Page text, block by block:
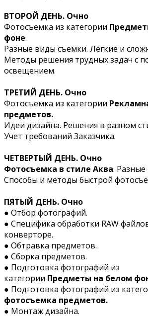
ВТОРОЙ ДЕНЬ. Очно
Фотосъемка из категории
фоне.
Разные виды съемки. Легкие и
Методы решения трудных задач с
освещением.
ТРЕТИЙ ДЕНЬ. Очно
Фотосъемка из категории
предметов.
Идеи дизайна. Решения в разном
Учет требований Заказчика.
ЧЕТВЕРТЫЙ ДЕНЬ. Очно
Фотосъемка в стиле Аква.
Способы и методы быстрой
ПЯТЫЙ ДЕНЬ. Очно
● Отбор фотографий.
● Специфика обработки RAW
конверторе.
● Обтравка предметов.
● Сборка предметов.
● Подготовка фотографий из
категории Предметы на белом
● Подготовка фотографий из
фотосъемка предметов.
● Монтаж дизайна.